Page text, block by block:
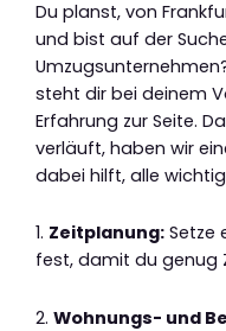
Du planst, von
und bist auf der
steht dir bei deinem
Erfahrung zur Seite.
verläuft, haben wir
dabei hilft, alle
1. Zeitplanung: Setze
fest, damit du genug
2. Wohnungs- und